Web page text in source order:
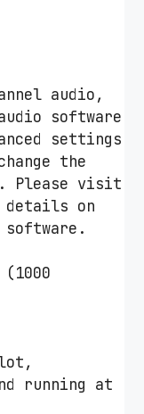
audio,
software
settings
the
Please visit
details on
(1000
running at